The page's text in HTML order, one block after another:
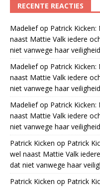
RECENTE REACTIES
Madeliefop Patrick
naast Mattie Valk iedere
niet vanwege haar veiligheid
Madeliefop Patrick
naast Mattie Valk iedere
niet vanwege haar veiligheid
Madeliefop Patrick
naast Mattie Valk iedere
niet vanwege haar veiligheid
Patrick Kicken op Patrick
wel naast Mattie Valk
dat niet vanwege haar
Patrick Kicken op Patrick